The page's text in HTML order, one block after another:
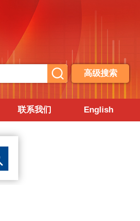
高级搜索
联系我们 English